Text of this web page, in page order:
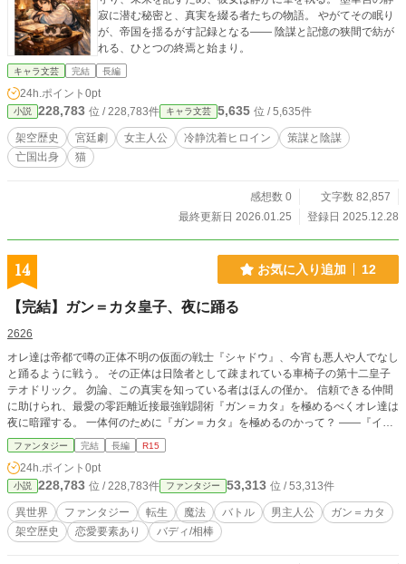
寂に潜む秘密と、真実を綴る者たちの物語。 やがてその眠り
が、帝国を揺るがす記録となる―― 陰謀と記憶の狭間で紡が
れる、ひとつの終焉と始まり。
キャラ文芸 完結 長編
24h.ポイント 0pt
小説 228,783 位 / 228,783件 キャラ文芸 5,635 位 / 5,635件
架空歴史 宮廷劇 女主人公 冷静沈着ヒロイン
策謀と陰謀
亡国出身
猫
感想数 0
文字数 82,857
最終更新日 2026.01.25
登録日 2025.12.28
14 お気に入り追加 12
【完結】ガン＝カタ皇子、夜に踊る
2626
オレ達は帝都で噂の正体不明の仮面の戦士『シャドウ』、今宵も悪人や人でなし
と踊るように戦う。 その正体は日陰者として疎まれている車椅子の第十二皇子
テオドリック。 勿論、この真実を知っている者はほんの僅か。 信頼できる仲間
に助けられ、最愛の零距離近接最強戦闘術『ガン＝カタ』を極めるべくオレ達は
夜に暗躍する。 一体何のために『ガン＝カタ』を極めるのかって？ ――『イカ
している』以外の理由がオレ達にとって必要かい？ 陰謀×異世界ファンタジー×
『ガン＝カタ』 ロマンとスタイリッシュと『ガン＝カタ』を愛する者全てに捧
げる異世界歴史物語、ここに開幕。 ※この物語は、法律・法令に反する行為を
容認・推奨するものではありません！！！！
ファンタジー 完結 長編 R15
24h.ポイント 0pt
小説 228,783 位 / 228,783件 ファンタジー 53,313 位 / 53,313件
異世界 ファンタジー 転生 魔法 バトル 男主人公
ガン＝カタ
架空歴史
恋愛要素あり バディ/相棒